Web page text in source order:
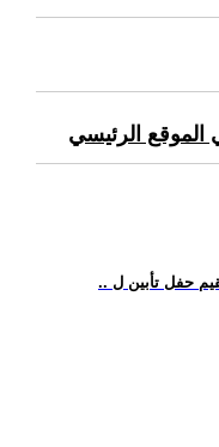
الموقع الرئيسي
حفل تأبين ل